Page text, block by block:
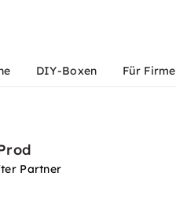
DIY-Boxen Für
Partner